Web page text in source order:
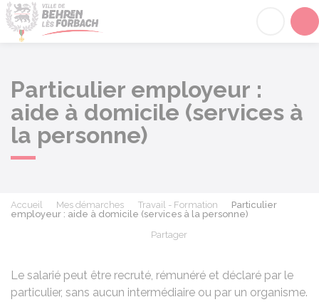
Particulier employeur :
aide à domicile (services à
la personne)
Accueil Mes démarches Travail - Formation
Particulier
employeur : aide à domicile (services à la personne)
Partager
Le salarié peut être recruté, rémunéré et déclaré par le
particulier, sans aucun intermédiaire ou par un organisme.